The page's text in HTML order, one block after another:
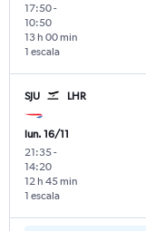
17:50-
10:50
1 escala
13 h 00 min
SJU LHR
lun. 16/11
21:35-
14:20
1 escala
12 h 45 min